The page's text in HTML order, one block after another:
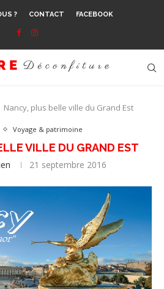
? CONTACT FACEBOOK
Nancy, plus belle ville du Grand Est
Voyage & patrimoine
VILLE DU GRAND EST
21 septembre 2016